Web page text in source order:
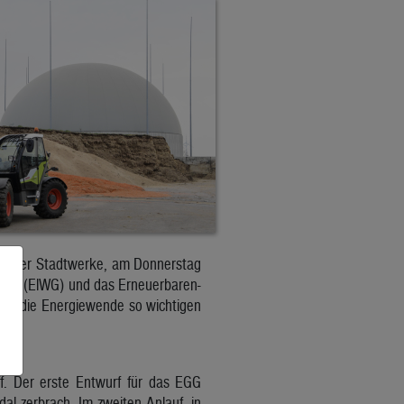
Stadtwerke, am Donnerstag
(ElWG) und das Erneuerbaren-
die Energiewende so wichtigen
Der erste Entwurf für das EGG